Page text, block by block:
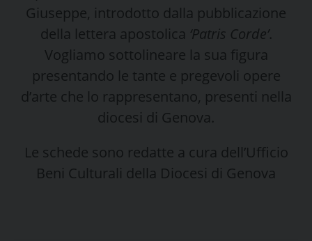
Giuseppe, introdotto dalla pubblicazione
della lettera apostolica ‘Patris Corde’.
Vogliamo sottolineare la sua figura
presentando le tante e pregevoli opere
d’arte che lo rappresentano, presenti nella
diocesi di Genova.
Le schede sono redatte a cura dell’Ufficio
Beni Culturali della Diocesi di Genova